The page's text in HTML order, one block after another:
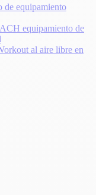
de equipamiento
equipamiento de
al aire libre en